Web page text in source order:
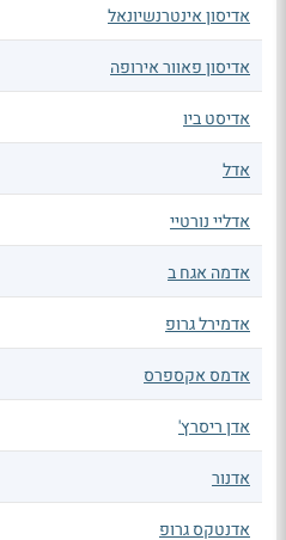
אדיסון אינטרנשיונאל
אדיסון פאוור אירופה
אדיסט ביו
אדל
אדליי נורטיי
אדמה אגח ב
אדמירל גרופ
אדמס אקספרס
אדן ריסרץ'
אדנור
אדנטקס גרופ